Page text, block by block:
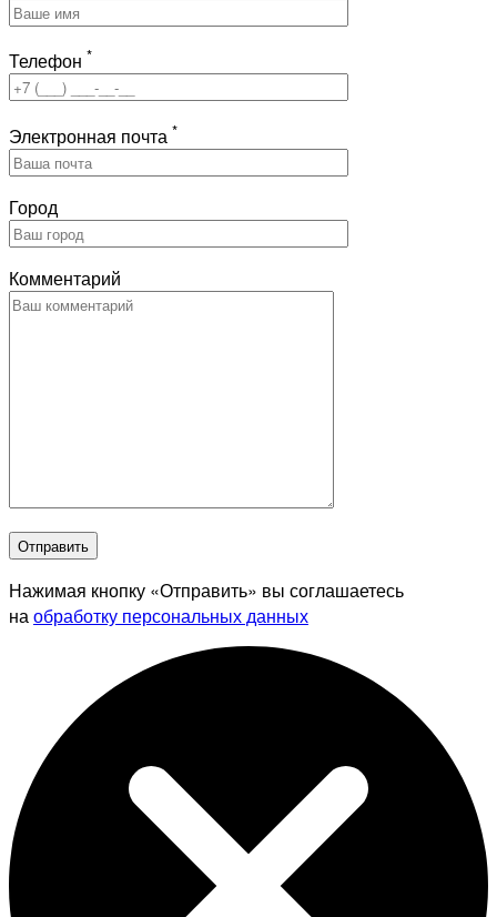
Телефон *
Электронная почта *
Город
Комментарий
Отправить
Нажимая кнопку «Отправить» вы соглашаетесь
наобработку персональных данных